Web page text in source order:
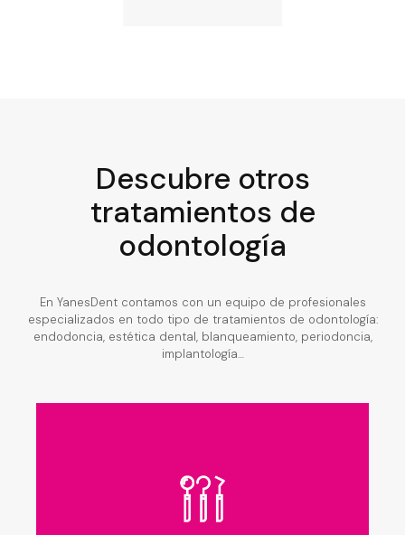
Descubre otros
tratamientos de
odontología
En YanesDent contamos con un equipo de profesionales
especializados en todo tipo de tratamientos de odontología:
endodoncia, estética dental, blanqueamiento, periodoncia,
implantología…